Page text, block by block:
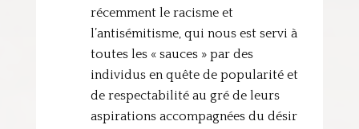
récemment le racisme et
l’antisémitisme, qui nous est servi à
toutes les « sauces » par des
individus en quête de popularité et
de respectabilité au gré de leurs
aspirations accompagnées du désir